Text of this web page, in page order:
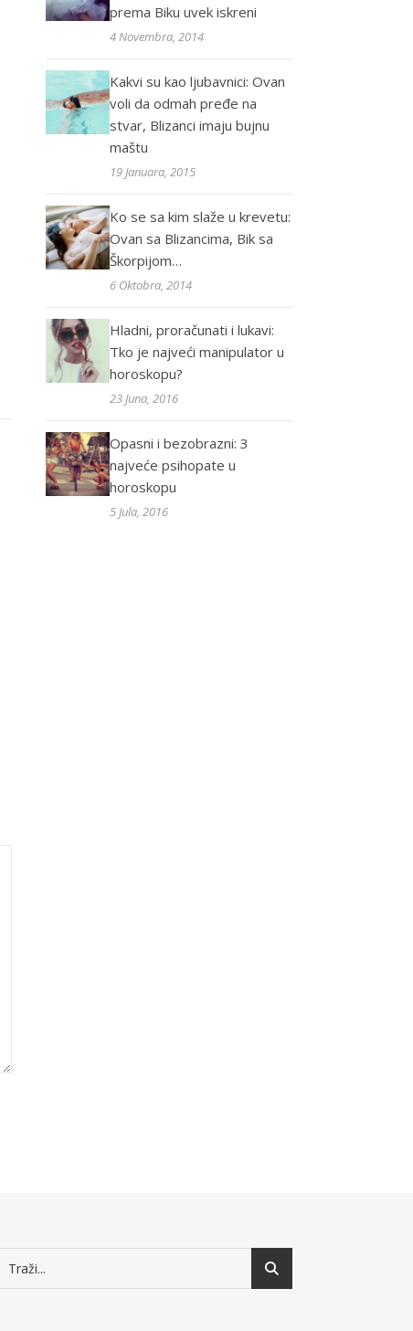
prema Biku uvek iskreni
4 Novembra, 2014
Kakvi su kao ljubavnici: Ovan
voli da odmah pređe na
stvar, Blizanci imaju bujnu
maštu
19 Januara, 2015
Ko se sa kim slaže u krevetu:
Ovan sa Blizancima, Bik sa
Škorpijom…
6 Oktobra, 2014
Hladni, proračunati i lukavi:
Tko je najveći manipulator u
horoskopu?
23 Juna, 2016
Opasni i bezobrazni: 3
najveće psihopate u
horoskopu
5 Jula, 2016